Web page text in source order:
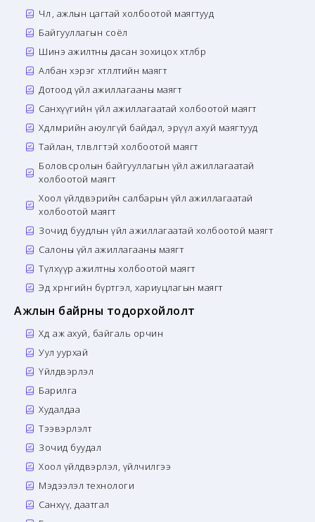
Чөлөө, ажлын цагтай холбоотой маягтууд
Байгууллагын соёл
Шинэ ажилтны дасан зохицох хөтөлбөр
Албан хэрэг хөтлөлтийн маягт
Дотоод үйл ажиллагааны маягт
Санхүүгийн үйл ажиллагаатай холбоотой маягт
Хөдөлмөрийн аюулгүй байдал, эрүүл ахуй маягтууд
Тайлан, төлөвлөгөөтэй холбоотой маягт
Боловсролын байгууллагын үйл ажиллагаатай
холбоотой маягт
Хоол үйлдвэрийн салбарын үйл ажиллагаатай
холбоотой маягт
Зочид буудлын үйл ажиллагаатай холбоотой маягт
Салоны үйл ажиллагааны маягт
Түлхүүр ажилтны холбоотой маягт
Эд хөрөнгийн бүртгэл, хариуцлагын маягт
Ажлын байрны тодорхойлолт
Хөдөө аж ахуй, байгаль орчин
Уул уурхай
Үйлдвэрлэл
Барилга
Худалдаа
Тээвэрлэлт
Зочид буудал
Хоол үйлдвэрлэл, үйлчилгээ
Мэдээлэл технологи
Санхүү, даатгал